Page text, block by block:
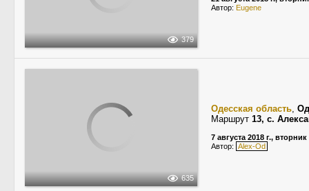
379
Автор: Eugene
635
Одесская область,
Маршрут 13, с.
7 августа 2018 г., вторник
Автор: Alex-Od